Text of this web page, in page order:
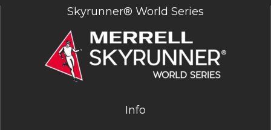
Skyrunner® World Series
Info